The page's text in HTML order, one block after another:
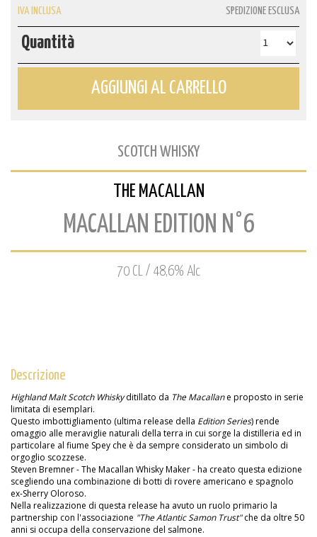
IVA INCLUSA SPEDIZIONE ESCLUSA
Quantità
AGGIUNGI AL CARRELLO
SCOTCH WHISKY
THE MACALLAN
MACALLAN EDITION N°6
70 CL / 48,6% Alc
Descrizione
Highland Malt Scotch Whiskyditillato da The Macallane proposto in serie
limitata di esemplari.
Questo imbottigliamento (ultima release della Edition Series) rende
omaggio alle meraviglie naturali della terra in cui sorge la distilleria ed in
particolare al fiume Spey che è da sempre considerato un simbolo di
orgoglio scozzese.
Steven Bremner - The Macallan Whisky Maker - ha creato questa edizione
scegliendo una combinazione di botti di rovere americano e spagnolo
ex-Sherry Oloroso.
Nella realizzazione di questa release ha avuto un ruolo primario la
partnership con l'associazione "The Atlantic Samon Trust"che da oltre 50
anni si occupa della conservazione del salmone.